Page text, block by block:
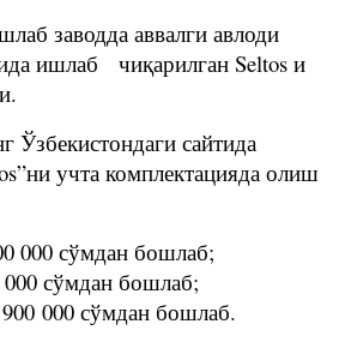
заводда аввалги авлоди
ишлаб чиқарилган Seltos и
Ўзбекистондаги сайтида
учта комплектацияда олиш
000 сўмдан бошлаб;
сўмдан бошлаб;
000 сўмдан бошлаб.